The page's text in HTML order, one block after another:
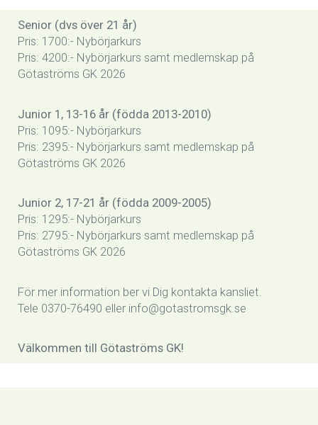
Senior (dvs över 21 år)
Pris: 1700:- Nybörjarkurs
Pris: 4200:- Nybörjarkurs samt medlemskap på
Götaströms GK 2026
Junior 1, 13-16 år (födda 2013-2010)
Pris: 1095:- Nybörjarkurs
Pris: 2395:- Nybörjarkurs samt medlemskap på
Götaströms GK 2026
Junior 2, 17-21 år (födda 2009-2005)
Pris: 1295:- Nybörjarkurs
Pris: 2795:- Nybörjarkurs samt medlemskap på
Götaströms GK 2026
För mer information ber vi Dig kontakta kansliet.
Tele 0370-76490 eller info@gotastromsgk.se
Välkommen till Götaströms GK!